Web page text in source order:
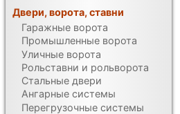
Двери, ворота, ставни
Гаражные ворота
Промышленные ворота
Уличные ворота
Рольставни и рольворота
Стальные двери
Ангарные системы
Перегрузочные системы